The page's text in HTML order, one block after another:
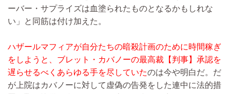
ーバー・サプライズは血塗られたものとなるかもしれな
い」と同筋は付け加えた。
ハザールマフィアが自分たちの暗殺計画のために時間稼ぎ
をしようと、ブレット・カバノーの最高裁【判事】承認を
遅らせるべくあらゆる手を尽していたのは今や明白だ。だ
が上院はカバノーに対して虚偽の告発をした連中に法的措